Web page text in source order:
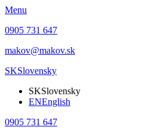
Menu
0905 731 647
makov@makov.sk
SKSlovensky
SKSlovensky
ENEnglish
0905 731 647